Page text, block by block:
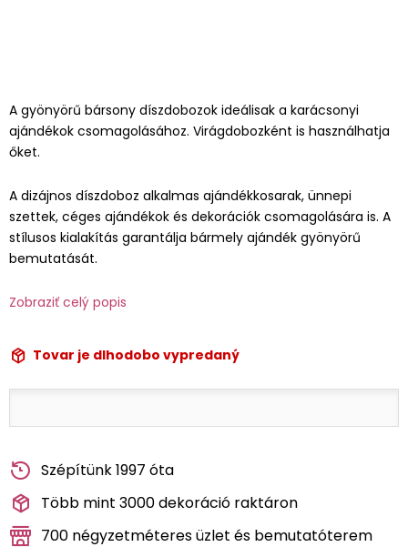
A gyönyörű bársony díszdobozok ideálisak a karácsonyi
ajándékok csomagolásához. Virágdobozként is használhatja
őket.
A dizájnos díszdoboz alkalmas ajándékkosarak, ünnepi
szettek, céges ajándékok és dekorációk csomagolására is. A
stílusos kialakítás garantálja bármely ajándék gyönyörű
bemutatását.
Zobraziť celý popis
Tovar je dlhodobo vypredaný
Szépítünk 1997 óta
Több mint 3000 dekoráció raktáron
700 négyzetméteres üzlet és bemutatóterem